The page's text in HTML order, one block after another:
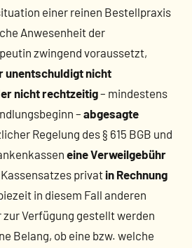
einer reinen Bestellpraxis
Anwesenheit der
zwingend voraussetzt,
unentschuldigt nicht
nicht rechtzeitig– mindestens
– abgesagte
Regelung des § 615 BGB und
eine Verweilgebühr
privat in Rechnung
in diesem Fall anderen
Verfügung gestellt werden
Belang, ob eine bzw. welche